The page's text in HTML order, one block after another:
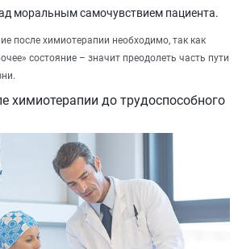
моральным самочувствием пациента.
после химиотерапии необходимо, так как
состояние – значит преодолеть часть пути
химиотерапии до трудоспособного